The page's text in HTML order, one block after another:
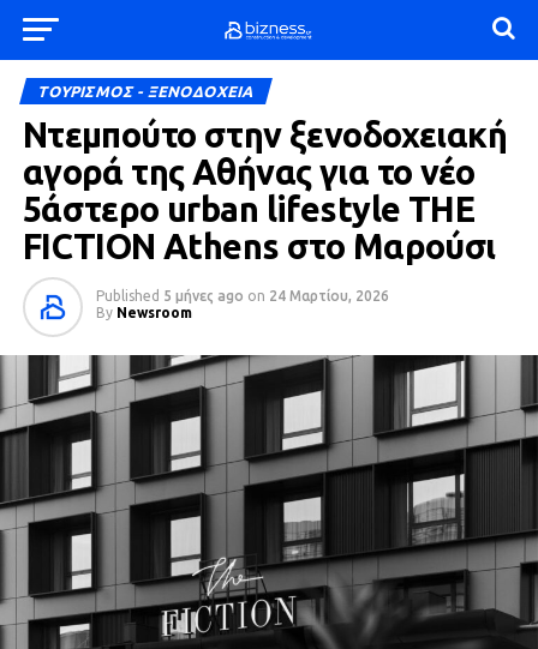
ΤΟΥΡΙΣΜΟΣ - ΞΕΝΟΔΟΧΕΙΑ
Ντεμπούτο στην ξενοδοχειακή
αγορά της Αθήνας για το νέο
5άστερο urban lifestyle THE
FICTION Athens στο Μαρούσι
Published 5 μήνες ago on 24 Μαρτίου, 2026
By Newsroom